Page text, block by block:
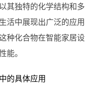
其独特的化学结构和多
活中展现出广泛的应用
种化合物在智能家居设
能。
的具体应用